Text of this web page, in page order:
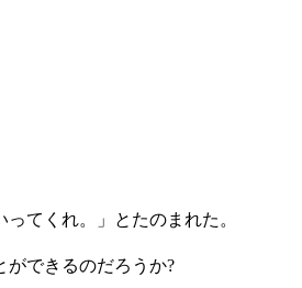
てくれ。」とたのまれた。
ができるのだろうか?